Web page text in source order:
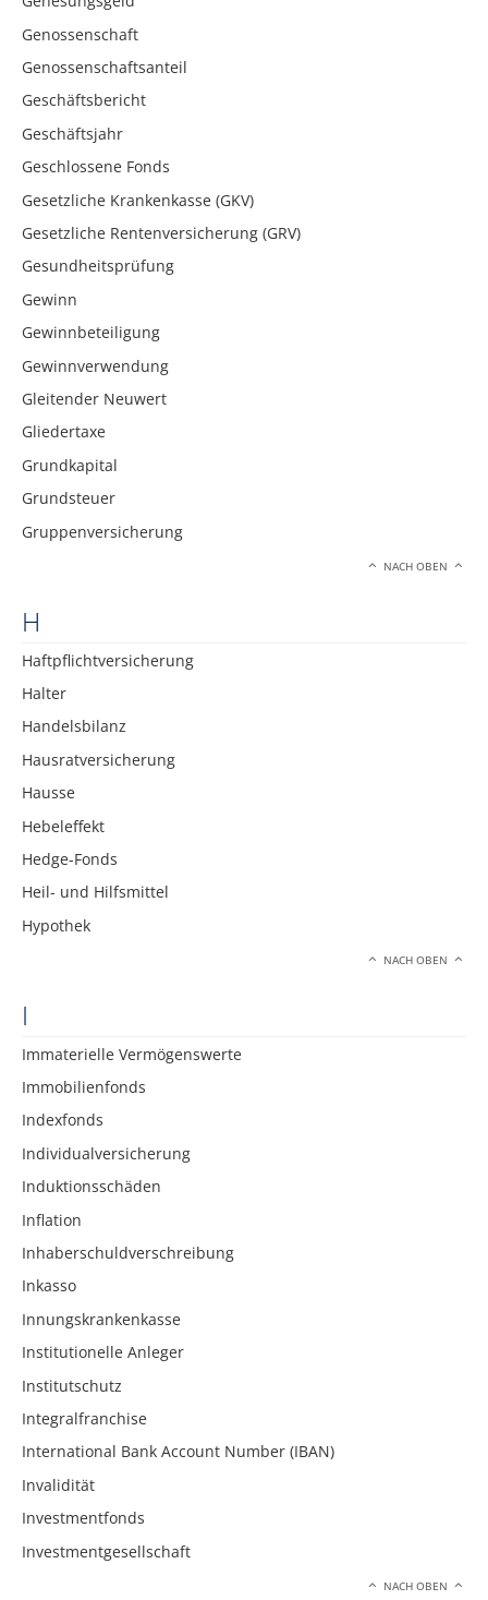
Genossenschaft
Genossenschaftsanteil
Geschäftsbericht
Geschäftsjahr
Geschlossene Fonds
Gesetzliche Krankenkasse (GKV)
Gesetzliche Rentenversicherung (GRV)
Gesundheitsprüfung
Gewinn
Gewinnbeteiligung
Gewinnverwendung
Gleitender Neuwert
Gliedertaxe
Grundkapital
Grundsteuer
Gruppenversicherung
NACH OBEN
H
Haftpflichtversicherung
Halter
Handelsbilanz
Hausratversicherung
Hausse
Hebeleffekt
Hedge-Fonds
Heil- und Hilfsmittel
Hypothek
NACH OBEN
I
Immaterielle Vermögenswerte
Immobilienfonds
Indexfonds
Individualversicherung
Induktionsschäden
Inflation
Inhaberschuldverschreibung
Inkasso
Innungskrankenkasse
Institutionelle Anleger
Institutschutz
Integralfranchise
International Bank Account Number (IBAN)
Invalidität
Investmentfonds
Investmentgesellschaft
NACH OBEN